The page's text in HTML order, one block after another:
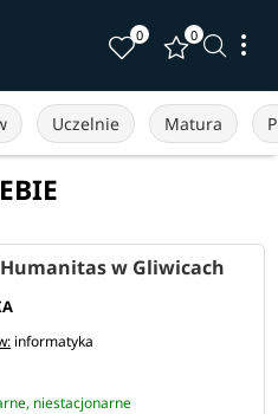
0 0
Uczelnie Matura
w Gliwicach
informatyka
niestacjonarne